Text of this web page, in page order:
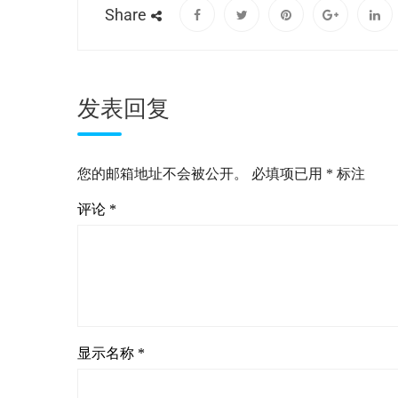
Share
发表回复
您的邮箱地址不会被公开。 必填项已用 * 标注
评论 *
显示名称 *